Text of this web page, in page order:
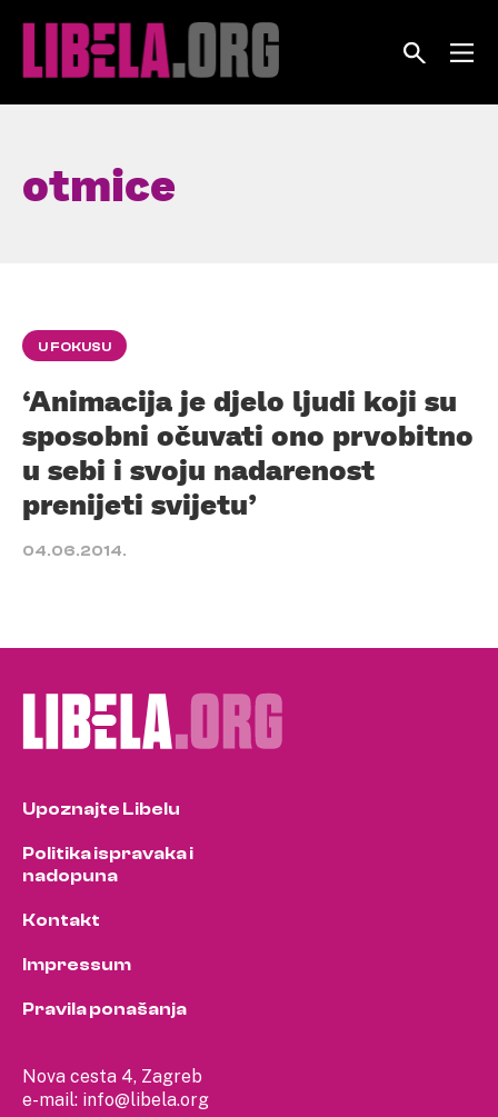
otmice
U FOKUSU
‘Animacija je djelo ljudi koji su
sposobni očuvati ono prvobitno
u sebi i svoju nadarenost
prenijeti svijetu’
04.06.2014.
Nova cesta 4, Zagreb
e-mail: info@libela.org
Upoznajte Libelu
Politika ispravaka i
nadopuna
Kontakt
Impressum
Pravila ponašanja